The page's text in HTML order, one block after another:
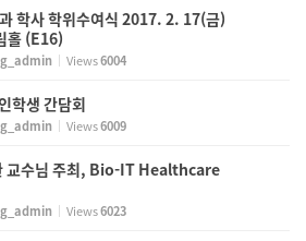
학사 학위수여식 2017. 2. 17(금)
홀 (E16)
Views6004
학생 간담회
Views6009
교수님 주최, Bio-IT Healthcare
Views6023